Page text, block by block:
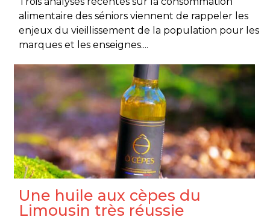
alimentaire des séniors viennent de rappeler les
enjeux du vieillissement de la population pour les
marques et les enseignes....
Une huile aux cèpes du
Limousin très réussie